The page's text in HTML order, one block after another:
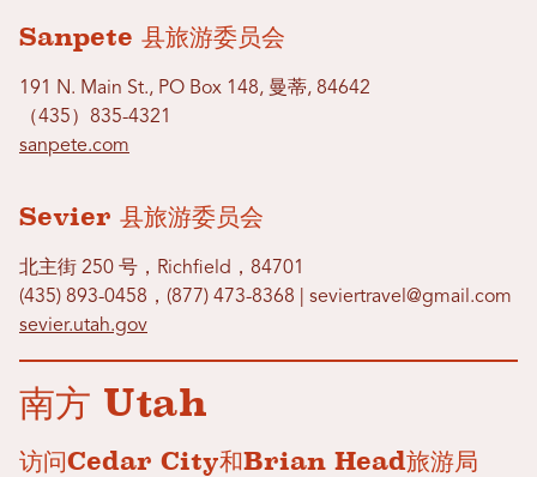
Sanpete 县旅游委员会
191 N. Main St., PO Box 148, 曼蒂, 84642
（435）835-4321
sanpete.com
Sevier 县旅游委员会
北主街 250 号，Richfield，84701
(435) 893-0458，(877) 473-8368 | seviertravel@gmail.com
sevier.utah.gov
南方 Utah
访问Cedar City和Brian Head旅游局